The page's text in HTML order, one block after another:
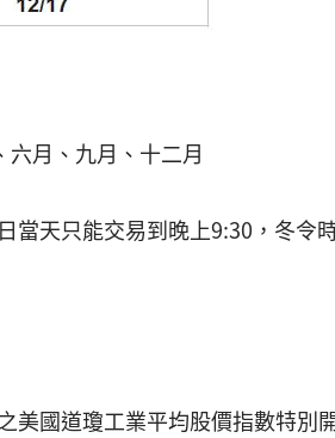
月、九月、十二月
當天只能交易到晚上9:30，冬令
美國道瓊工業平均股價指數特別